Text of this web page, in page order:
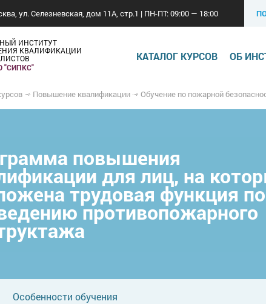
ул. Селезневская, дом 11А, стр.1 | ПН-ПТ: 09:00 — 18:00
ИНСТИТУТ
КВАЛИФИКАЦИИ
"СИПКС"
КАТАЛОГ КУРСОВ ОБ
Повышение квалификации Обучение по пожарной
повышения
для лиц, на
трудовая функция по
противопожарного
Особенности обучения